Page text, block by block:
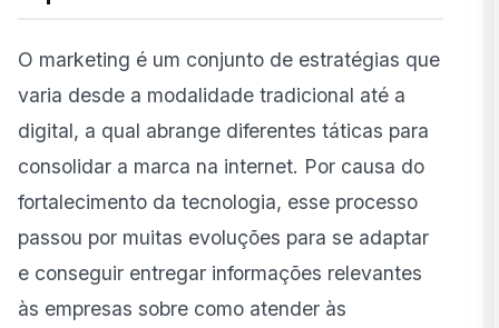
O marketing é um conjunto de estratégias que
varia desde a modalidade tradicional até a
digital, a qual abrange diferentes táticas para
consolidar a marca na internet. Por causa do
fortalecimento da tecnologia, esse processo
passou por muitas evoluções para se adaptar
e conseguir entregar informações relevantes
às empresas sobre como atender às